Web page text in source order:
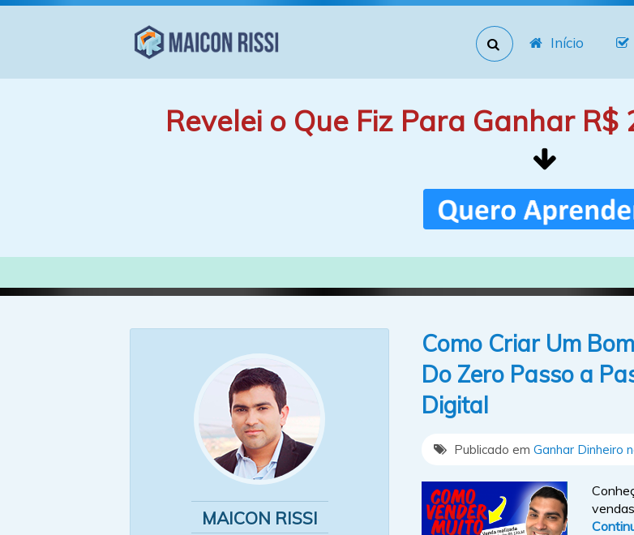
Início
Revelei o Que Fiz Para Ganhar
Como Criar Um
Do Zero Passo a
Digital
Publicado em Ganhar Dinheiro
MAICON RISSI